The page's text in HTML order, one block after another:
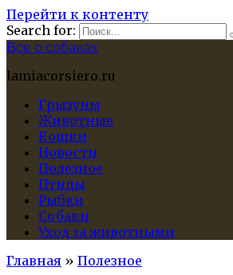
Перейти к контенту
Search for:
Все о собаках
lamiacorsiero.ru
Грызуны
Животные
Кошки
Новости
Полезное
Птицы
Рыбки
Собаки
Уход за животными
Главная » Полезное